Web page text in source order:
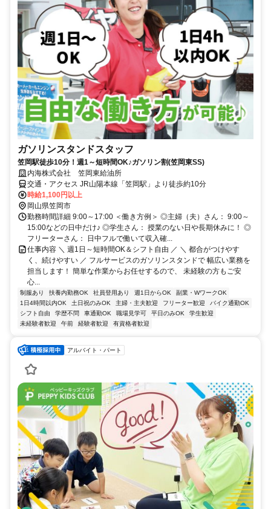
ガソリンスタンドスタッフ
笠岡駅徒歩10分！週1～短時間OK♪ガソリン割(笠岡東SS)
内海株式会社 笠岡東給油所
交通・アクセス JR山陽本線「笠岡駅」より徒歩約10分
時給1,100円以上
岡山県笠岡市
勤務時間詳細 9:00～17:00 ＜働き方例＞ ◎主婦（夫）さん： 9:00～
15:00などの日中だけ♪ ◎学生さん： 授業のない日や長期休みに！ ◎
フリーターさん： 日中フルで働いて収入確...
仕事内容 ＼ 週1日～短時間OK＆シフト自由 ／ ＼ 都合がつけやす
く、続けやすい ／ フルサービスのガソリンスタンドで 幅広い業務を
担当します！ 簡単な作業からお任せするので、 未経験の方もご安
心...
制服あり 扶養内勤務OK 社員登用あり 週1日からOK
副業・WワークOK
1日4時間以内OK
土日祝のみOK 主婦・主夫歓迎 フリーター歓迎
バイク通勤OK
シフト自由
学歴不問 車通勤OK 職場見学可 平日のみOK
学生歓迎
未経験者歓迎
午前 経験者歓迎 有資格者歓迎
アルバイト・パート